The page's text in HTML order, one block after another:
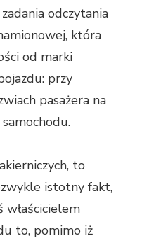
odczytania
która
od marki
przy
pasażera na
to
istotny fakt,
właścicielem
to, pomimo iż